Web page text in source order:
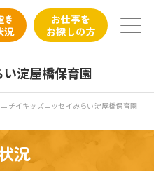
淀屋橋保育園
き
況
お仕事を
お探しの方
ニチイキッズニッセイみらい淀屋橋保育園
況